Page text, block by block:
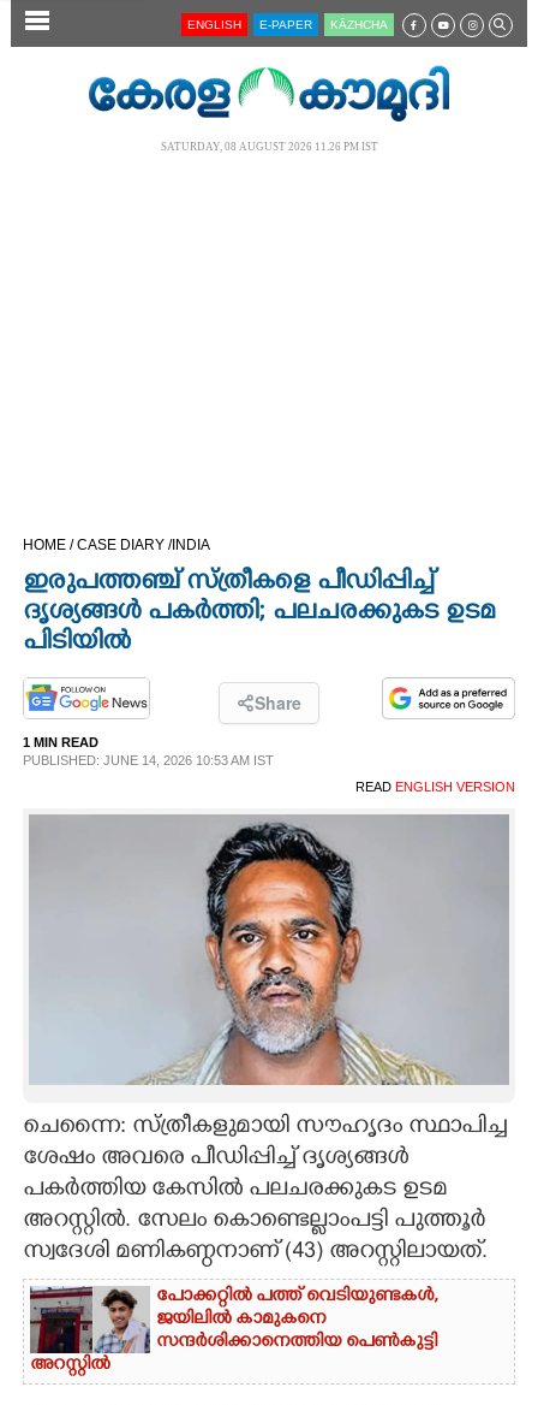
SECTIONS
OPINION
PHOTOS
LIFESTYLE
CARTOONS
LITERATURE
ZOOM
CONTACT US
ENGLISH E-PAPER KĀZHCHA
SATURDAY, 08 AUGUST 2026 11.26 PM IST
HOME /CASE DIARY /INDIA
ഇരുപത്തഞ്ച് സ്ത്രീകളെ പീഡിപ്പിച്ച്
ദൃശ്യങ്ങൾ പകർത്തി; പലചരക്കുകട ഉടമ
പിടിയിൽ
Share
1 MIN READ
PUBLISHED: JUNE 14, 2026 10:53 AM IST
READ ENGLISH VERSION
ചെന്നൈ: സ്ത്രീകളുമായി സൗഹൃദം സ്ഥാപിച്ച
ശേഷം അവരെ പീഡിപ്പിച്ച് ദൃശ്യങ്ങൾ
പകർത്തിയ കേസിൽ പലചരക്കുകട ഉടമ
അറസ്റ്റിൽ. സേലം കൊണ്ടെല്ലാംപട്ടി പുത്തൂ‌ർ
സ്വദേശി മണികണ്ഠനാണ് (43) അറസ്റ്റിലായത്.
പോക്കറ്റിൽ പത്ത് വെടിയുണ്ടകൾ,​
ജയിലിൽ കാമുകനെ
സന്ദ‌ർശിക്കാനെത്തിയ പെൺകുട്ടി
അറസ്റ്റിൽ